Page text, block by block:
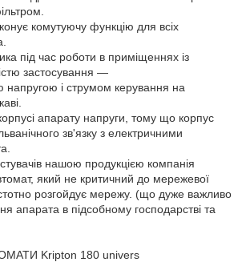
комутуючу функцію для всіх
під час роботи в приміщеннях із
застосування —
напругою і струмом керування на
апарату напруги, тому що корпус
зв'язку з електричними
нашою продукцією компанія
який не критичний до мережевої
розгойдує мережу. (що дуже важливо
апарата в підсобному господарстві та
Kripton 180 univers